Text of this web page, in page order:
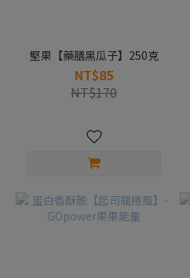
堅果【藥膳黑瓜子】250克
NT$85
NT$170